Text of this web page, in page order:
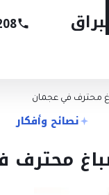
محترف في عجمان
نصائح وأفكار
محترف